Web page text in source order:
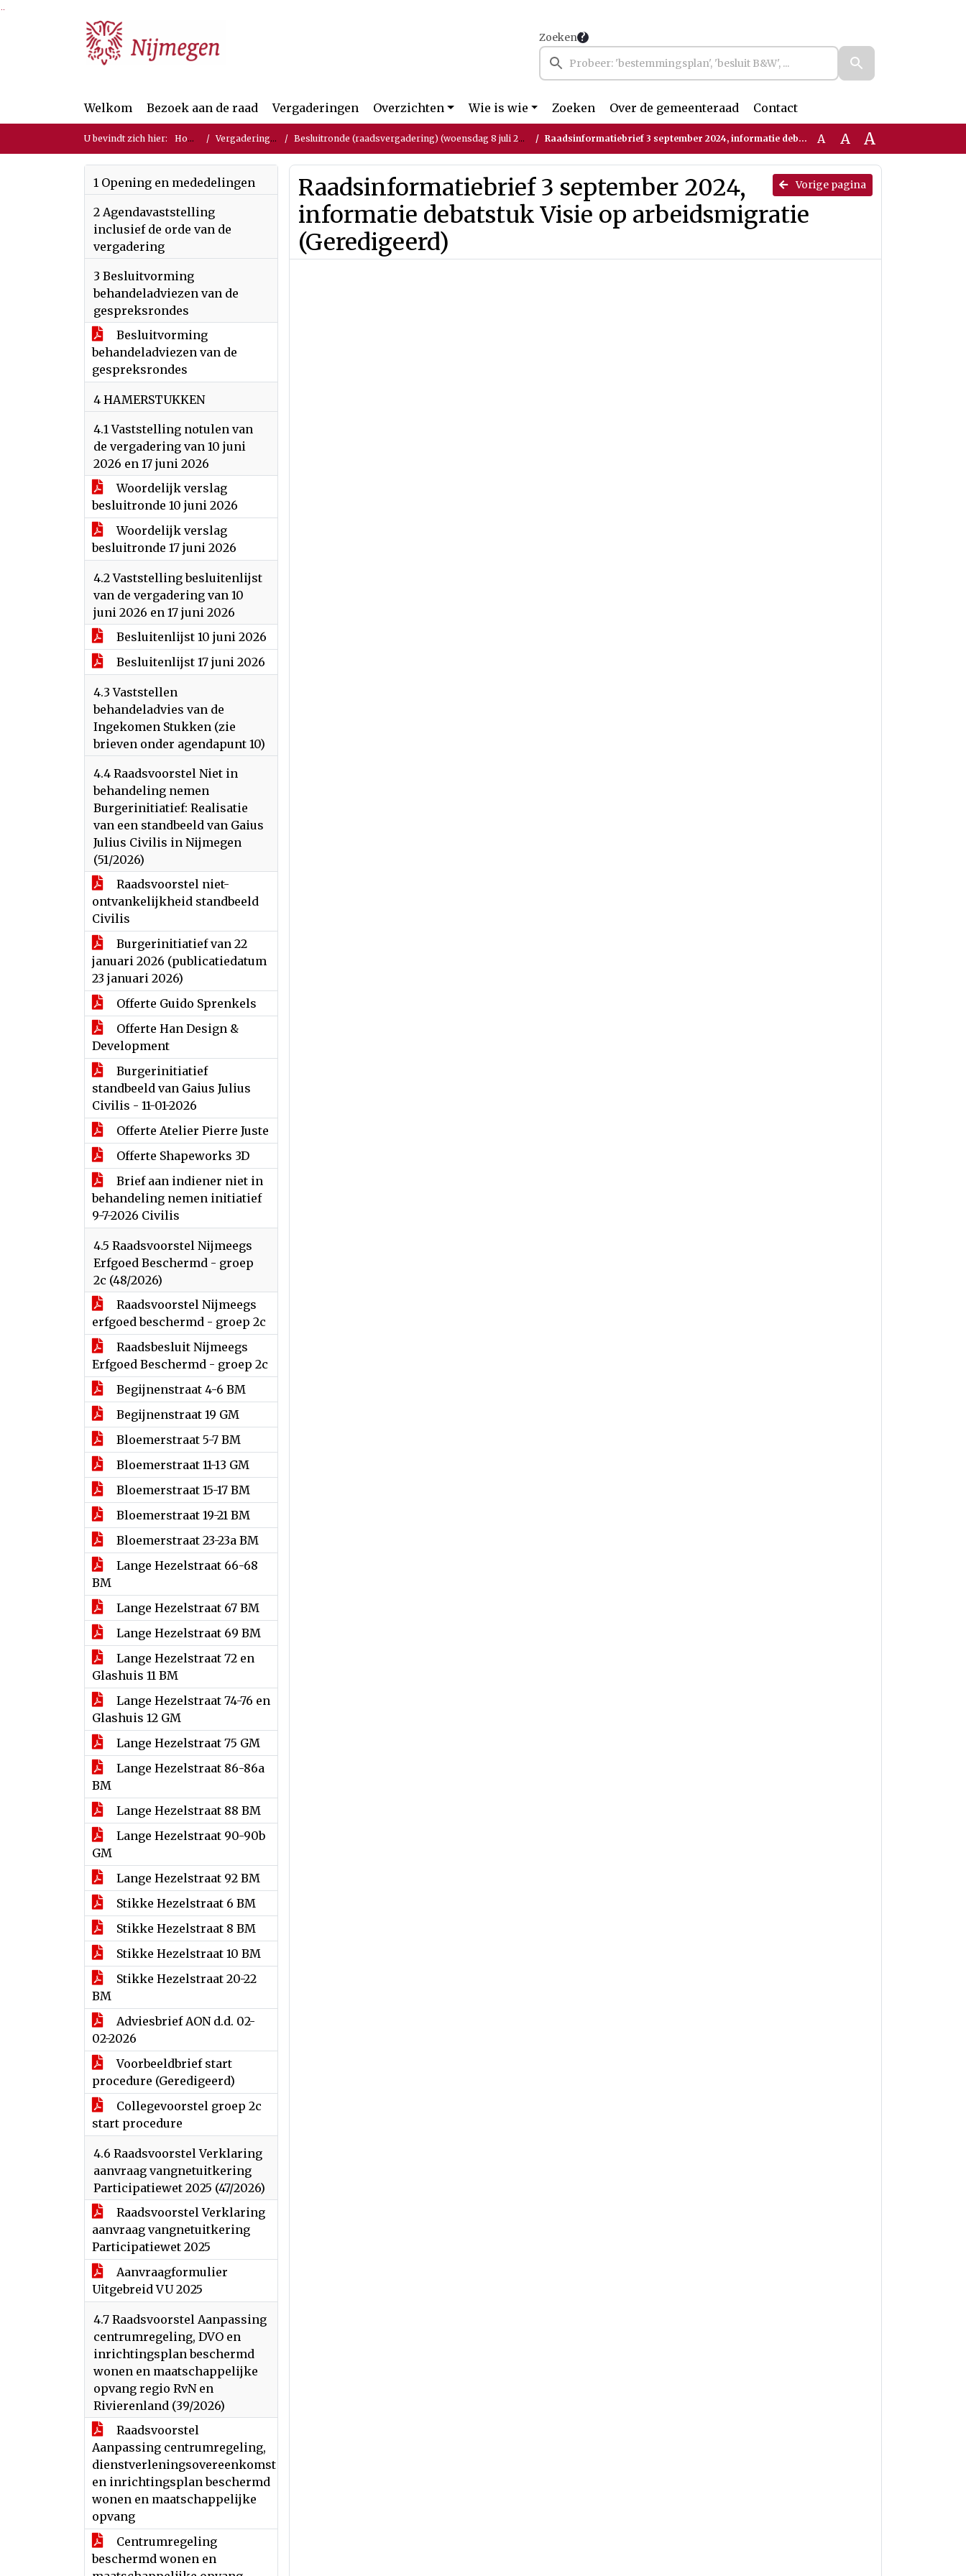
Ga naar de inhoud van deze pagina
Ga naar het zoeken
Ga naar het menu
Zoeken
Welkom Bezoek aan de raad Vergaderingen Overzichten Wie is wie Zoeken Over de gemeenteraad Contact
U bevindt zich hier: Home Vergaderingen Besluitronde (raadsvergadering) (woensdag 8 juli 2026) Raadsinformatiebrief 3 september 2024, informatie debatstuk Visie op arbeidsmigratie (Geredigeerd) A A A
1 Opening en mededelingen
2 Agendavaststelling
inclusief de orde van de
vergadering
3 Besluitvorming
behandeladviezen van de
gespreksrondes
Besluitvorming
behandeladviezen van de
gespreksrondes
4 HAMERSTUKKEN
4.1 Vaststelling notulen van
de vergadering van 10 juni
2026 en 17 juni 2026
Woordelijk verslag
besluitronde 10 juni 2026
Woordelijk verslag
besluitronde 17 juni 2026
4.2 Vaststelling besluitenlijst
van de vergadering van 10
juni 2026 en 17 juni 2026
Besluitenlijst 10 juni 2026
Besluitenlijst 17 juni 2026
4.3 Vaststellen
behandeladvies van de
Ingekomen Stukken (zie
brieven onder agendapunt 10)
4.4 Raadsvoorstel Niet in
behandeling nemen
Burgerinitiatief: Realisatie
van een standbeeld van Gaius
Julius Civilis in Nijmegen
(51/2026)
Raadsvoorstel niet-
ontvankelijkheid standbeeld
Civilis
Burgerinitiatief van 22
januari 2026 (publicatiedatum
23 januari 2026)
Offerte Guido Sprenkels
Offerte Han Design &
Development
Burgerinitiatief
standbeeld van Gaius Julius
Civilis - 11-01-2026
Offerte Atelier Pierre Juste
Offerte Shapeworks 3D
Brief aan indiener niet in
behandeling nemen initiatief
9-7-2026 Civilis
4.5 Raadsvoorstel Nijmeegs
Erfgoed Beschermd - groep
2c (48/2026)
Raadsvoorstel Nijmeegs
erfgoed beschermd - groep 2c
Raadsbesluit Nijmeegs
Erfgoed Beschermd - groep 2c
Begijnenstraat 4-6 BM
Begijnenstraat 19 GM
Bloemerstraat 5-7 BM
Bloemerstraat 11-13 GM
Bloemerstraat 15-17 BM
Bloemerstraat 19-21 BM
Bloemerstraat 23-23a BM
Lange Hezelstraat 66-68
BM
Lange Hezelstraat 67 BM
Lange Hezelstraat 69 BM
Lange Hezelstraat 72 en
Glashuis 11 BM
Lange Hezelstraat 74-76 en
Glashuis 12 GM
Lange Hezelstraat 75 GM
Lange Hezelstraat 86-86a
BM
Lange Hezelstraat 88 BM
Lange Hezelstraat 90-90b
GM
Lange Hezelstraat 92 BM
Stikke Hezelstraat 6 BM
Stikke Hezelstraat 8 BM
Stikke Hezelstraat 10 BM
Stikke Hezelstraat 20-22
BM
Adviesbrief AON d.d. 02-
02-2026
Voorbeeldbrief start
procedure (Geredigeerd)
Collegevoorstel groep 2c
start procedure
4.6 Raadsvoorstel Verklaring
aanvraag vangnetuitkering
Participatiewet 2025 (47/2026)
Raadsvoorstel Verklaring
aanvraag vangnetuitkering
Participatiewet 2025
Aanvraagformulier
Uitgebreid VU 2025
4.7 Raadsvoorstel Aanpassing
centrumregeling, DVO en
inrichtingsplan beschermd
wonen en maatschappelijke
opvang regio RvN en
Rivierenland (39/2026)
Raadsvoorstel
Aanpassing centrumregeling,
dienstverleningsovereenkomst
en inrichtingsplan beschermd
wonen en maatschappelijke
opvang
Centrumregeling
beschermd wonen en
Vorige pagina
Raadsinformatiebrief 3 september 2024,
informatie debatstuk Visie op arbeidsmigratie
(Geredigeerd)